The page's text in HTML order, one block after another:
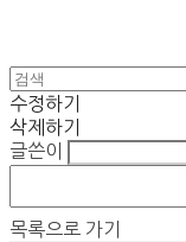
수정하기
삭제하기
글쓴이
목록으로 가기